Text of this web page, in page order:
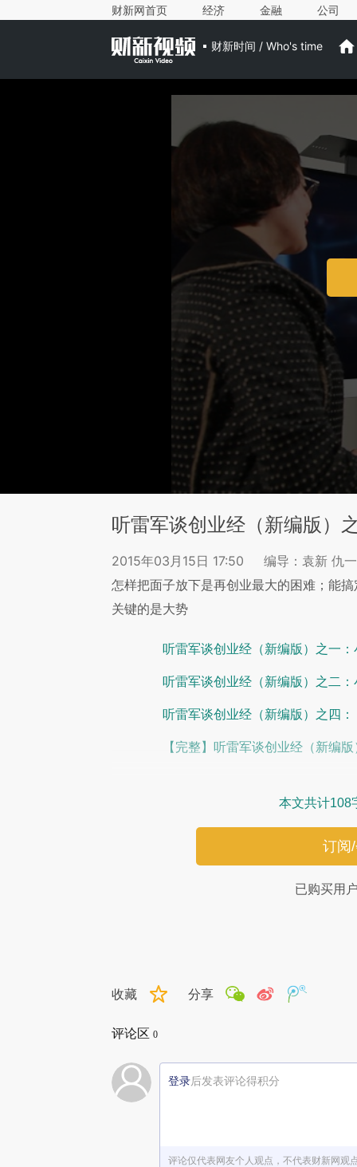
财新网首页 经济 金融 公司
财新时间 / Who's time
听雷军谈创业经（新编版）
2015年03月15日 17:50
编导：袁新 仇一
怎样把面子放下是再创业最大的困难；能
关键的是大势
听雷军谈创业经（新编版）之一
听雷军谈创业经（新编版）之二
听雷军谈创业经（新编版）之四
【完整】听雷军谈创业经（新编版
本文共计108
订阅
已购买用
收藏 分享
评论区 0
登录后发表评论得积分
评论仅代表网友个人观点，不代表财新网观